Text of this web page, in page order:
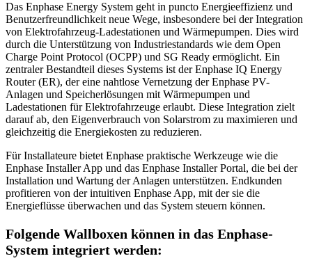
Das Enphase Energy System geht in puncto Energieeffizienz und
Benutzerfreundlichkeit neue Wege, insbesondere bei der Integration
von Elektrofahrzeug-Ladestationen und Wärmepumpen. Dies wird
durch die Unterstützung von Industriestandards wie dem Open
Charge Point Protocol (OCPP) und SG Ready ermöglicht. Ein
zentraler Bestandteil dieses Systems ist der Enphase IQ Energy
Router (ER), der eine nahtlose Vernetzung der Enphase PV-
Anlagen und Speicherlösungen mit Wärmepumpen und
Ladestationen für Elektrofahrzeuge erlaubt. Diese Integration zielt
darauf ab, den Eigenverbrauch von Solarstrom zu maximieren und
gleichzeitig die Energiekosten zu reduzieren.
Für Installateure bietet Enphase praktische Werkzeuge wie die
Enphase Installer App und das Enphase Installer Portal, die bei der
Installation und Wartung der Anlagen unterstützen. Endkunden
profitieren von der intuitiven Enphase App, mit der sie die
Energieflüsse überwachen und das System steuern können.
Folgende Wallboxen können in das Enphase-
System integriert werden: